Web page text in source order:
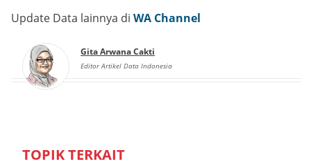
Update Data lainnya di WA Channel
Gita Arwana Cakti
Editor Artikel Data Indonesia
TOPIK TERKAIT